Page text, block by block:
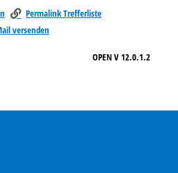
Permalink Trefferliste
versenden
OPEN V 12.0.1.2